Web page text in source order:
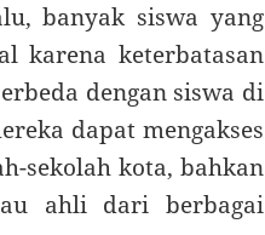
banyak siswa yang
karena keterbatasan
dengan siswa di
dapat mengakses
sekolah kota, bahkan
ahli dari berbagai